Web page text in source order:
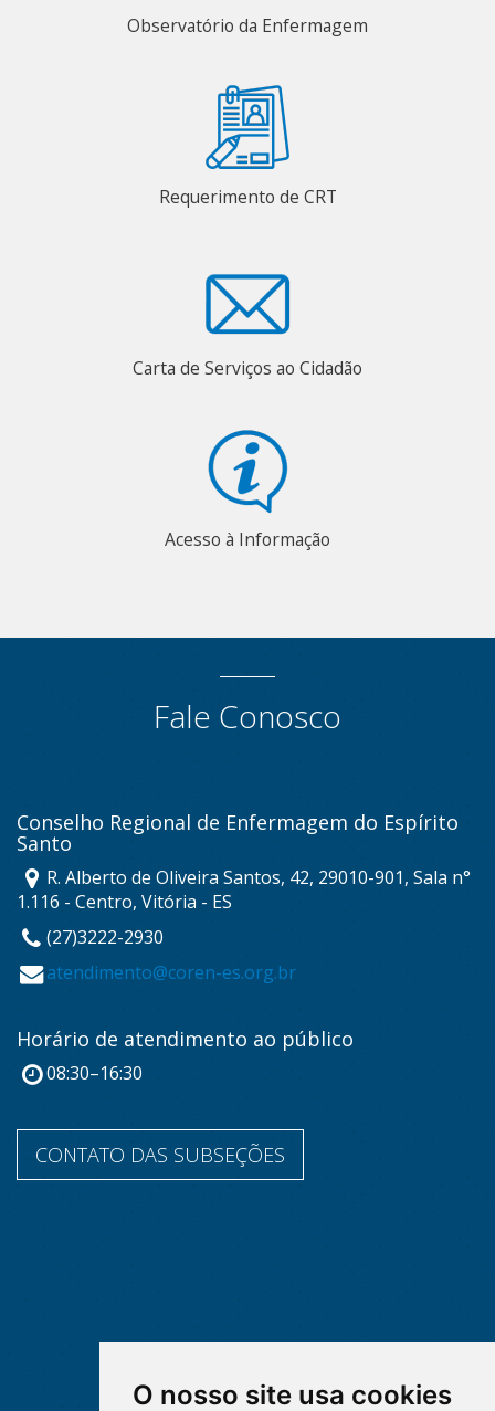
O nosso site usa cookies
Observatório da Enfermagem
Requerimento de CRT
Carta de Serviços ao Cidadão
Acesso à Informação
Fale Conosco
Conselho Regional de Enfermagem do Espírito
Santo
R. Alberto de Oliveira Santos, 42, 29010-901, Sala n°
1.116 - Centro, Vitória - ES
(27)3222-2930
atendimento@coren-es.org.br
Horário de atendimento ao público
08:30–16:30
CONTATO DAS SUBSEÇÕES